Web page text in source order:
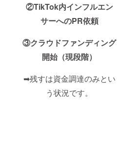
②TikTok内インフルエン
サーへのPR依頼
③クラウドファンディング
開始（現段階）
➡︎残すは資金調達のみとい
う状況です。